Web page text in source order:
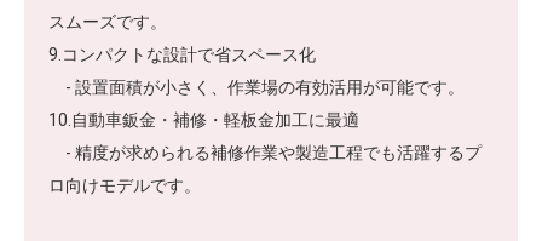
スムーズです。
9.コンパクトな設計で省スペース化
- 設置面積が小さく、作業場の有効活用が可能です。
10.自動車鈑金・補修・軽板金加工に最適
- 精度が求められる補修作業や製造工程でも活躍するプ
ロ向けモデルです。